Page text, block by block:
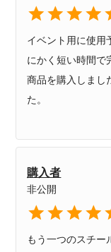
イベント用に使用
にかく短い時間で
商品を購入しまし
た。
購入者
非公開
もう一つのスチー